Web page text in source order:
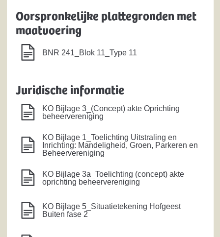
Oorspronkelijke plattegronden met
maatvoering
BNR 241_Blok 11_Type 11
Juridische informatie
KO Bijlage 3_(Concept) akte Oprichting
beheervereniging
KO Bijlage 1_Toelichting Uitstraling en
Inrichting: Mandeligheid, Groen, Parkeren en
Beheervereniging
KO Bijlage 3a_Toelichting (concept) akte
oprichting beheervereniging
KO Bijlage 5_Situatietekening Hofgeest
Buiten fase 2